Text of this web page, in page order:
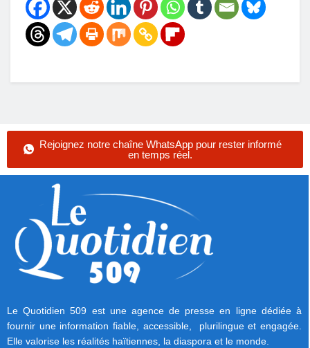
Rejoignez notre chaîne WhatsApp pour rester informé
en temps réel.
Le Quotidien 509 est une agence de presse en ligne dédiée à
fournir une information fiable, accessible, plurilingue et engagée.
Elle valorise les réalités haïtiennes, la diaspora et le monde.